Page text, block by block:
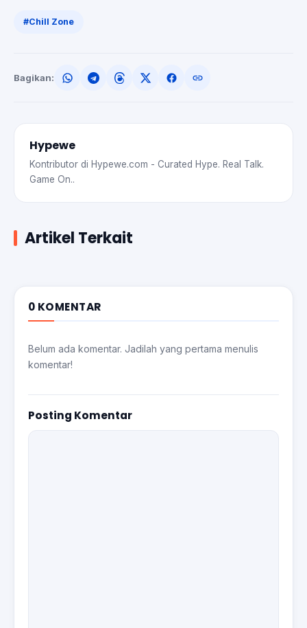
#Chill Zone
Bagikan:
Hypewe
Kontributor di Hypewe.com - Curated Hype. Real Talk.
Game On..
Artikel Terkait
0 KOMENTAR
Belum ada komentar. Jadilah yang pertama menulis
komentar!
Posting Komentar